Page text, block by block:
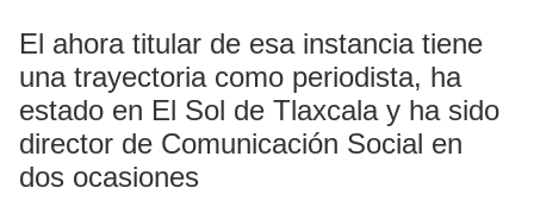
El ahora titular de esa instancia tiene
una trayectoria como periodista, ha
estado en El Sol de Tlaxcala y ha sido
director de Comunicación Social en
dos ocasiones